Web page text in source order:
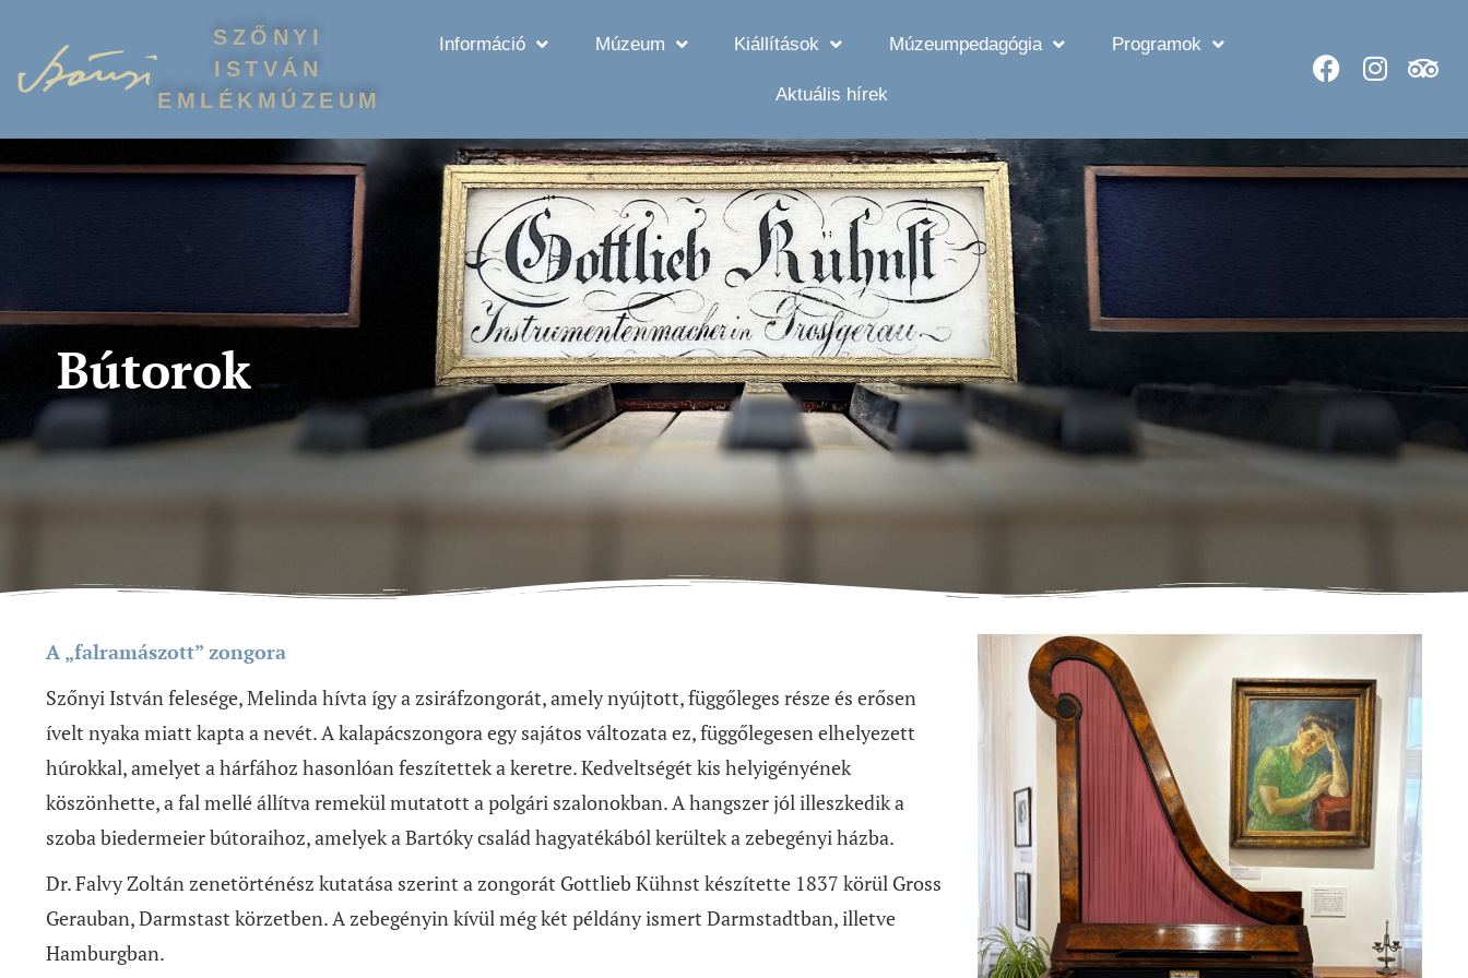
SZŐNYI
ISTVÁN
EMLÉKMÚZEUM
Információ Múzeum Kiállítások Múzeumpedagógia Programok
Aktuális hírek
Bútorok
A „falramászott” zongora
Szőnyi István felesége, Melinda hívta így a zsiráfzongorát, amely nyújtott, függőleges része és erősen
ívelt nyaka miatt kapta a nevét. A kalapácszongora egy sajátos változata ez, függőlegesen elhelyezett
húrokkal, amelyet a hárfához hasonlóan feszítettek a keretre. Kedveltségét kis helyigényének
köszönhette, a fal mellé állítva remekül mutatott a polgári szalonokban. A hangszer jól illeszkedik a
szoba biedermeier bútoraihoz, amelyek a Bartóky család hagyatékából kerültek a zebegényi házba.
Dr. Falvy Zoltán zenetörténész kutatása szerint a zongorát Gottlieb Kühnst készítette 1837 körül Gross
Gerauban, Darmstast körzetben. A zebegényin kívül még két példány ismert Darmstadtban, illetve
Hamburgban.